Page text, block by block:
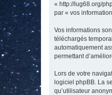
« http://lug68.org/
par « vos
Vos informations
téléchargés
automatiquement
permettant
Lors de votre
logiciel phpBB. La
qu’utilisateur